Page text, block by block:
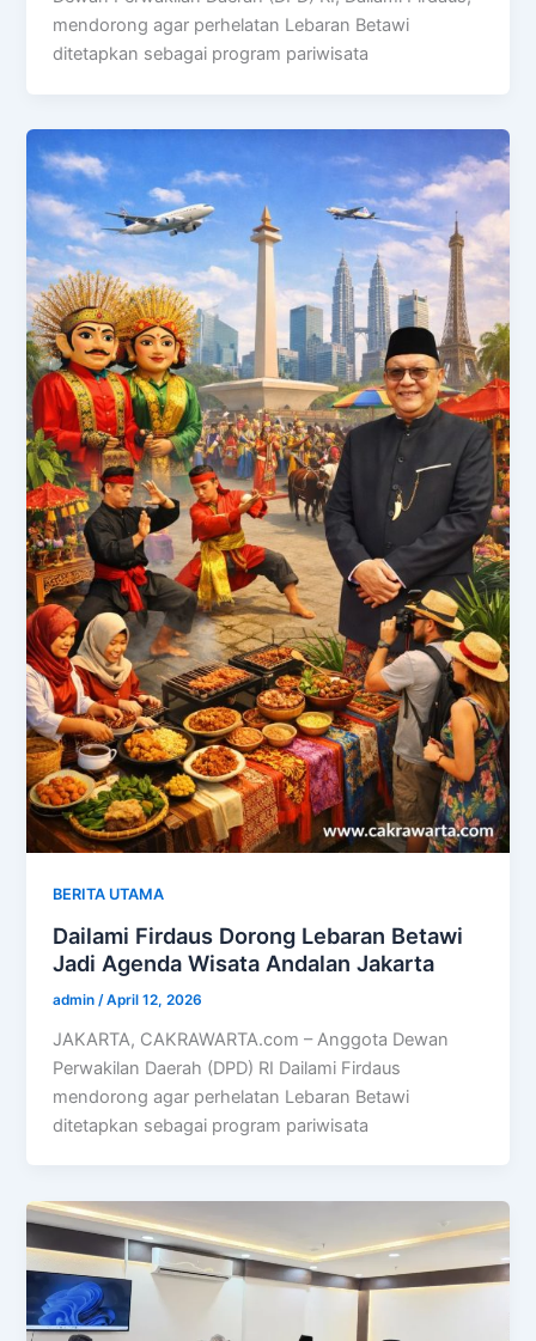
mendorong agar perhelatan Lebaran Betawi
ditetapkan sebagai program pariwisata
BERITA UTAMA
Dailami Firdaus Dorong Lebaran Betawi
Jadi Agenda Wisata Andalan Jakarta
admin /April 12, 2026
JAKARTA, CAKRAWARTA.com – Anggota Dewan
Perwakilan Daerah (DPD) RI Dailami Firdaus
mendorong agar perhelatan Lebaran Betawi
ditetapkan sebagai program pariwisata